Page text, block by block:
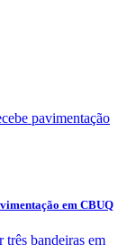
em CBUQ